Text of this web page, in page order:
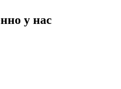
у нас